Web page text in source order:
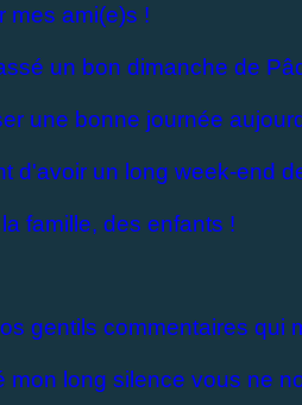
mes ami(e)s !
un bon dimanche de
une bonne journée
d'avoir un long week-end
famille, des enfants !
gentils commentaires qui
mon long silence vous ne